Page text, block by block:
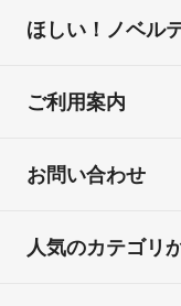
ほしい！ノベル
ご利用案内
お問い合わせ
人気のカテゴリ